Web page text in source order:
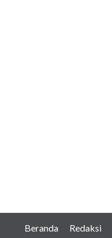
Beranda Redaksi